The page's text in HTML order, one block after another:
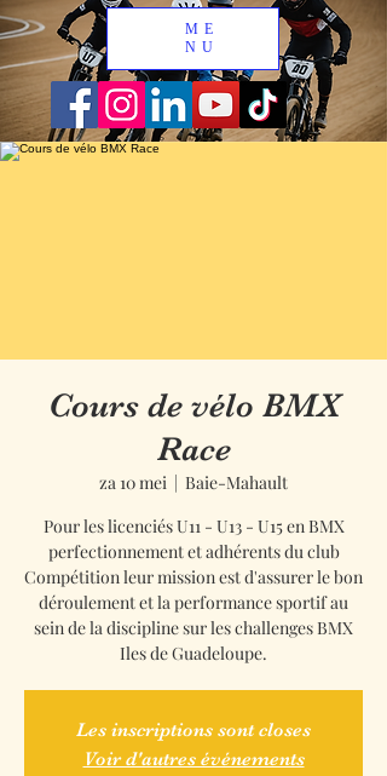
ME
NU
Cours de vélo BMX
Race
za 10 mei
  |
Baie-Mahault
Pour les licenciés U11 - U13 - U15 en BMX
perfectionnement et adhérents du club
Compétition leur mission est d'assurer le bon
déroulement et la performance sportif au
sein de la discipline sur les challenges BMX
Iles de Guadeloupe.
Les inscriptions sont closes
Voir d'autres événements